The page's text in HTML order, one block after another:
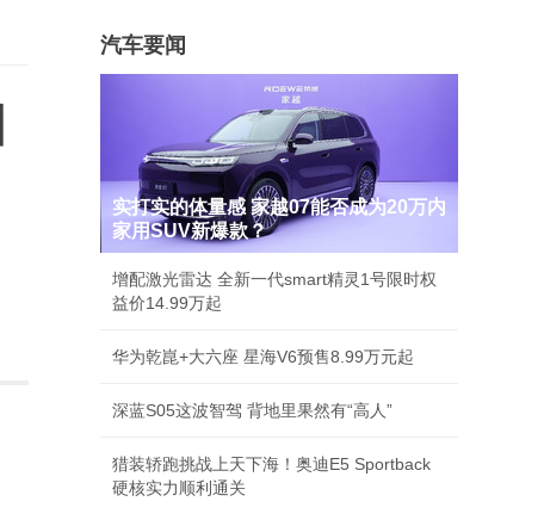
汽车要闻
实打实的体量感 家越07能否成为20万内
家用SUV新爆款？
增配激光雷达 全新一代smart精灵1号限时权
益价14.99万起
华为乾崑+大六座 星海V6预售8.99万元起
深蓝S05这波智驾 背地里果然有“高人”
猎装轿跑挑战上天下海！奥迪E5 Sportback
硬核实力顺利通关